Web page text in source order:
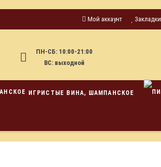
Мой аккаунт Закладки
ПН-СБ: 10:00-21:00
ВС: выходной
ИГРИСТЫЕ ВИНА, ШАМПАНСКОЕ